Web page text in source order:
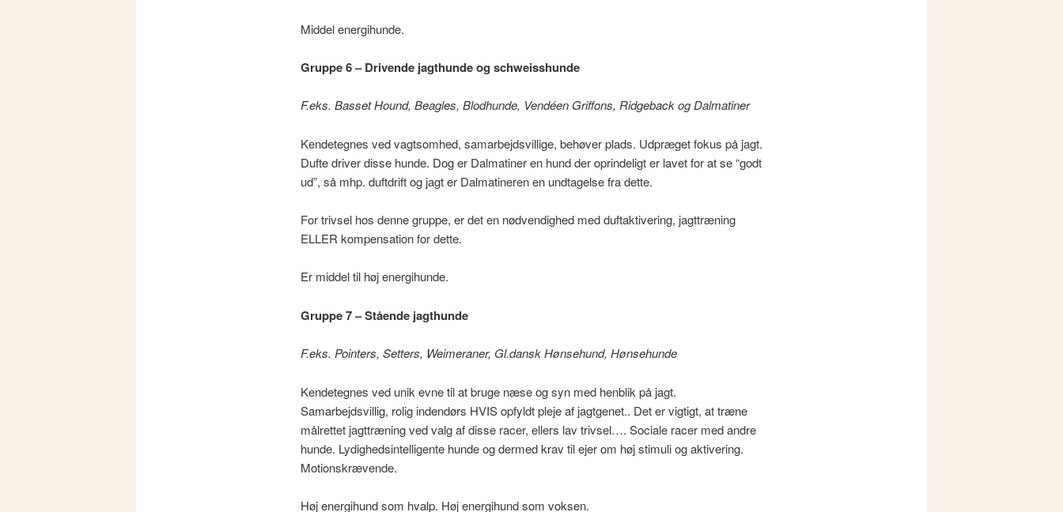
Middel energihunde.
Gruppe 6 – Drivende jagthunde og schweisshunde
F.eks. Basset Hound, Beagles, Blodhunde, Vendéen Griffons, Ridgeback og Dalmatiner
Kendetegnes ved vagtsomhed, samarbejdsvillige, behøver plads. Udpræget fokus på jagt.
Dufte driver disse hunde. Dog er Dalmatiner en hund der oprindeligt er lavet for at se “godt
ud”, så mhp. duftdrift og jagt er Dalmatineren en undtagelse fra dette.
For trivsel hos denne gruppe, er det en nødvendighed med duftaktivering, jagttræning
ELLER kompensation for dette.
Er middel til høj energihunde.
Gruppe 7 – Stående jagthunde
F.eks. Pointers, Setters, Weimeraner, Gl.dansk Hønsehund, Hønsehunde
Kendetegnes ved unik evne til at bruge næse og syn med henblik på jagt.
Samarbejdsvillig, rolig indendørs HVIS opfyldt pleje af jagtgenet.. Det er vigtigt, at træne
målrettet jagttræning ved valg af disse racer, ellers lav trivsel…. Sociale racer med andre
hunde. Lydighedsintelligente hunde og dermed krav til ejer om høj stimuli og aktivering.
Motionskrævende.
Høj energihund som hvalp. Høj energihund som voksen.